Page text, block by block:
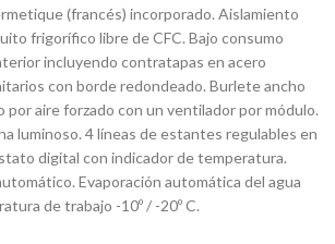
(francés) incorporado. Aislamiento
frigorífico libre de CFC. Bajo consumo
incluyendo contratapas en acero
con borde redondeado. Burlete ancho
por aire forzado con un ventilador por módulo.
luminoso. 4 líneas de estantes regulables en
digital con indicador de temperatura.
Evaporación automática del agua
de trabajo -10º / -20º C.